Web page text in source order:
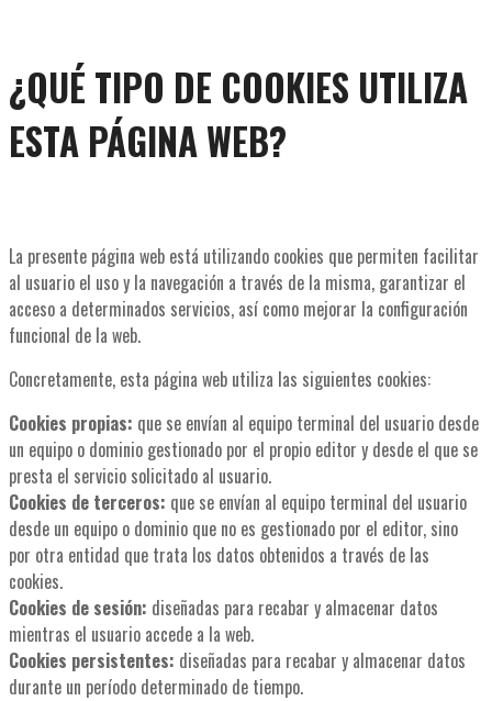
¿QUÉ TIPO DE COOKIES UTILIZA
ESTA PÁGINA WEB?
La presente página web está utilizando cookies que permiten facilitar
al usuario el uso y la navegación a través de la misma, garantizar el
acceso a determinados servicios, así como mejorar la configuración
funcional de la web.
Concretamente, esta página web utiliza las siguientes cookies:
Cookies propias: que se envían al equipo terminal del usuario desde
un equipo o dominio gestionado por el propio editor y desde el que se
presta el servicio solicitado al usuario.
Cookies de terceros: que se envían al equipo terminal del usuario
desde un equipo o dominio que no es gestionado por el editor, sino
por otra entidad que trata los datos obtenidos a través de las
cookies.
Cookies de sesión: diseñadas para recabar y almacenar datos
mientras el usuario accede a la web.
Cookies persistentes: diseñadas para recabar y almacenar datos
durante un período determinado de tiempo.